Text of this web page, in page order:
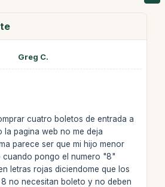
Greg C.
cuatro boletos de entrada a
la pagina web no me deja
parece ser que mi hijo menor
pongo el numero "8"
letras rojas diciendome que los
no necesitan boleto y no deben